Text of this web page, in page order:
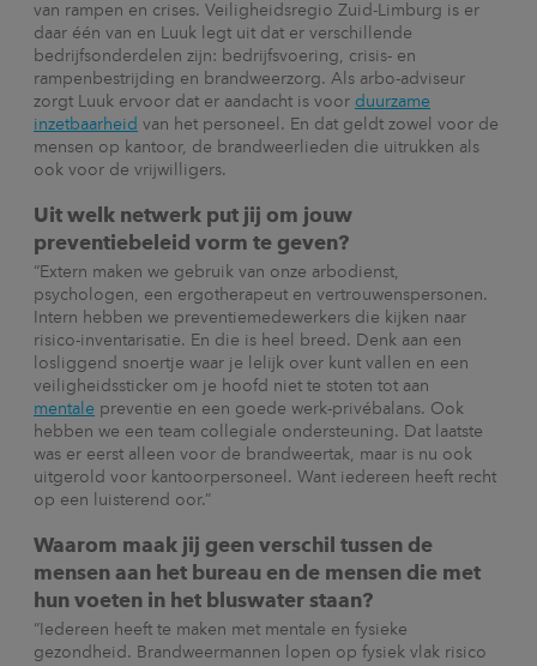
van rampen en crises. Veiligheidsregio Zuid-Limburg is er
daar één van en Luuk legt uit dat er verschillende
bedrijfsonderdelen zijn: bedrijfsvoering, crisis- en
rampenbestrijding en brandweerzorg. Als arbo-adviseur
zorgt Luuk ervoor dat er aandacht is voor duurzame
inzetbaarheid van het personeel. En dat geldt zowel voor de
mensen op kantoor, de brandweerlieden die uitrukken als
ook voor de vrijwilligers.
Uit welk netwerk put jij om jouw
preventiebeleid vorm te geven?
“Extern maken we gebruik van onze arbodienst,
psychologen, een ergotherapeut en vertrouwenspersonen.
Intern hebben we preventiemedewerkers die kijken naar
risico-inventarisatie. En die is heel breed. Denk aan een
losliggend snoertje waar je lelijk over kunt vallen en een
veiligheidssticker om je hoofd niet te stoten tot aan
mentale preventie en een goede werk-privébalans. Ook
hebben we een team collegiale ondersteuning. Dat laatste
was er eerst alleen voor de brandweertak, maar is nu ook
uitgerold voor kantoorpersoneel. Want iedereen heeft recht
op een luisterend oor.”
Waarom maak jij geen verschil tussen de
mensen aan het bureau en de mensen die met
hun voeten in het bluswater staan?
“Iedereen heeft te maken met mentale en fysieke
gezondheid. Brandweermannen lopen op fysiek vlak risico